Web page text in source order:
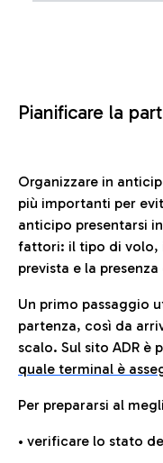
Pianificare la
Organizzare in
più importanti per
anticipo presentarsi
fattori: il tipo di volo,
prevista e la
Un primo passaggio
partenza, così da
scalo. Sul sito ADR è
quale terminal è
Per prepararsi al
• verificare lo stato